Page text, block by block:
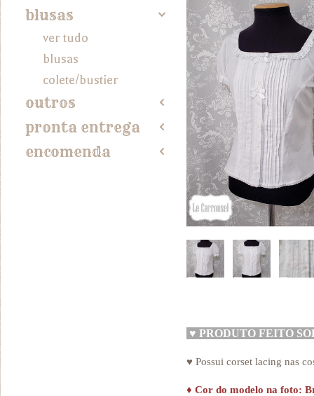
blusas 4
ver tudo
blusas
colete/bustier
outros 2
pronta entrega 2
encomenda 2
♥ PRODUTO FEITO
♥ Possui corset lacing nas
♦ Cor do modelo na foto: